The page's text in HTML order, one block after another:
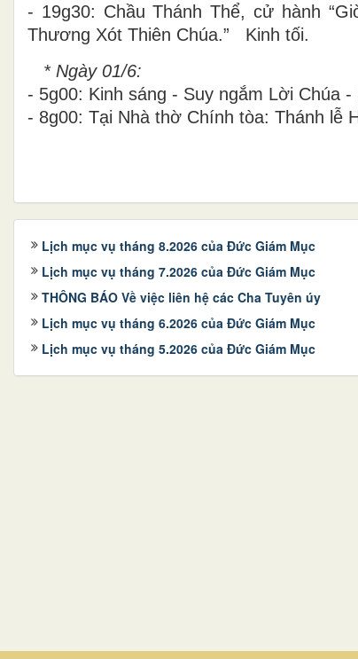
- 19g30: Chầu Thánh Thể, cử hành
Thương Xót Thiên Chúa.” Kinh tối.
* Ngày 01/6:
- 5g00: Kinh sáng - Suy ngắm Lời Chúa -
- 8g00: Tại Nhà thờ Chính tòa: Thánh lễ
Lịch mục vụ tháng 8.2026 của Đức Giám Mục
Lịch mục vụ tháng 7.2026 của Đức Giám Mục
THÔNG BÁO Về việc liên hệ các Cha Tuyên úy
Lịch mục vụ tháng 6.2026 của Đức Giám Mục
Lịch mục vụ tháng 5.2026 của Đức Giám Mục